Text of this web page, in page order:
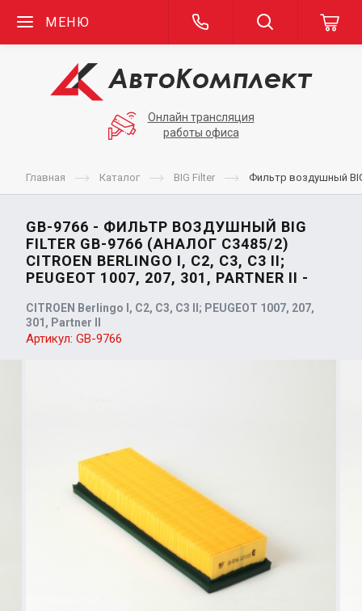
МЕНЮ
Онлайн трансляция
работы офиса
Главная Каталог BIG Filter Фильтр воздушный BIG
GB-9766 - ФИЛЬТР ВОЗДУШНЫЙ BIG
FILTER GB-9766 (АНАЛОГ C3485/2)
CITROEN BERLINGO I, C2, C3, C3 II;
PEUGEOT 1007, 207, 301, PARTNER II -
CITROEN Berlingo I, C2, C3, C3 II; PEUGEOT 1007, 207,
301, Partner II
Артикул: GB-9766